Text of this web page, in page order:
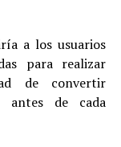
a los usuarios
para realizar
de convertir
antes de cada